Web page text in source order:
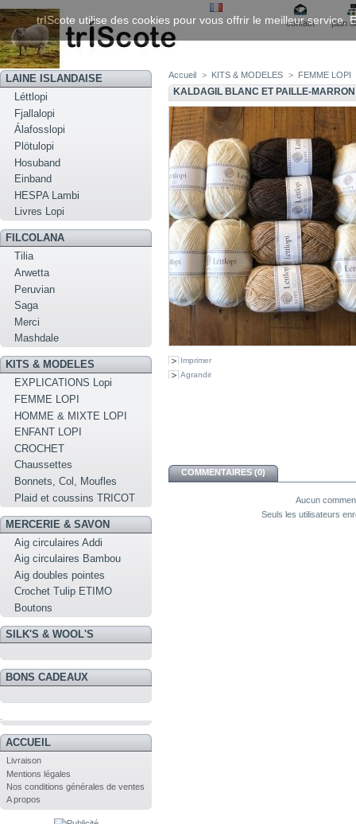
contact plan
LAINE ISLANDAISE
Léttlopi
Fjallalopi
Álafosslopi
Plötulopi
Hosuband
Einband
HESPA Lambi
Livres Lopi
FILCOLANA
Tilia
Arwetta
Peruvian
Saga
Merci
Mashdale
KITS & MODELES
EXPLICATIONS Lopi
FEMME LOPI
HOMME & MIXTE LOPI
ENFANT LOPI
CROCHET
Chaussettes
Bonnets, Col, Moufles
Plaid et coussins TRICOT
MERCERIE & SAVON
Aig circulaires Addi
Aig circulaires Bambou
Aig doubles pointes
Crochet Tulip ETIMO
Boutons
SILK'S & WOOL'S
BONS CADEAUX
ACCUEIL
Livraison
Mentions légales
Nos conditions générales de ventes
A propos
Accueil > KITS & MODELES > FEMME LOPI
KALDAGIL BLANC ET PAILLE-
Imprimer
Agrandir
COMMENTAIRES (0)
Aucun
Seuls les utilisateurs
trIScote utilise des cookies pour vous offrir le meilleur